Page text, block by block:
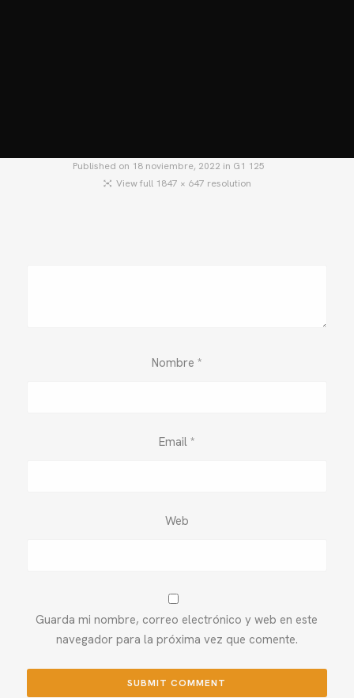
Published on 18 noviembre, 2022 in G1 125
View full 1847 × 647 resolution
Nombre *
Email *
Web
Guarda mi nombre, correo electrónico y web en este
navegador para la próxima vez que comente.